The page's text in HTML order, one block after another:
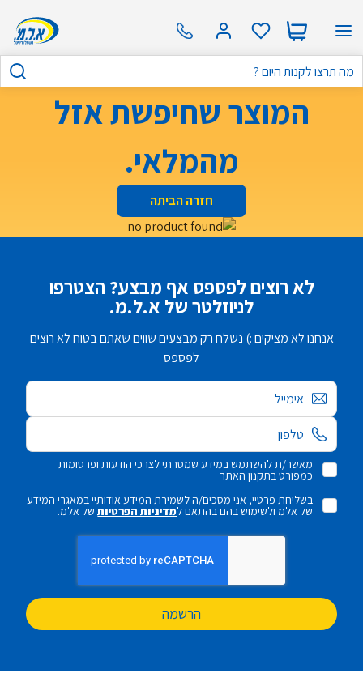
המוצר שחיפשת אזל
מהמלאי.
חזרה הביתה
לא רוצים לפספס אף מבצע? הצטרפו
לניוזלטר של א.ל.מ.
אנחנו לא מציקים :) נשלח רק מבצעים שווים שאתם בטוח לא רוצים
לפספס
אימייל
מאשר/ת להשתמש במידע שמסרתי לצרכי הודעות ופרסומות
כמפורט בתקנון האתר
בשליחת פרטיי, אני מסכים/ה לשמירת המידע אודותיי במאגרי המידע
של אלמ ולשימוש בהם בהתאם למדיניות הפרטיותשל אלמ.
הרשמה